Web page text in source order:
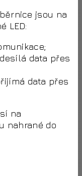
jsou na
LED:
data přes
data přes
na
nahrané do